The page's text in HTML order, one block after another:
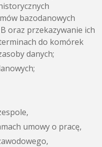
bazodanowych
oraz przekazywanie ich
do komórek
danych;
umowy o pracę,